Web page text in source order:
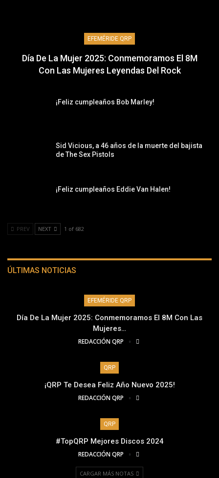
EFEMÉRIDE QRP
Día De La Mujer 2025: Conmemoramos El 8M
Con Las Mujeres Leyendas Del Rock
¡Feliz cumpleaños Bob Marley!
Sid Vicious, a 46 años de la muerte del bajista
de The Sex Pistols
¡Feliz cumpleaños Eddie Van Halen!
PREV NEXT 1 of 682
ÚLTIMAS NOTICIAS
EFEMÉRIDE QRP
Día De La Mujer 2025: Conmemoramos El 8M Con Las
Mujeres…
REDACCIÓN QRP
QRP
¡QRP Te Desea Feliz Año Nuevo 2025!
REDACCIÓN QRP
QRP
#TopQRP Mejores Discos 2024
REDACCIÓN QRP
CARGAR MÁS NOTAS